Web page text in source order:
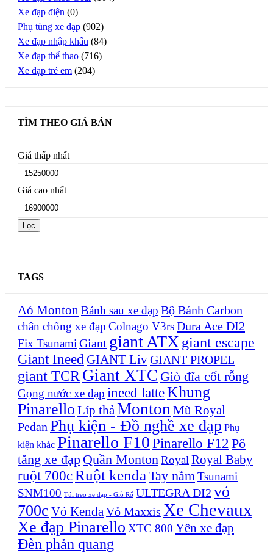
Xe đạp điện (0)
Phụ tùng xe đạp (902)
Xe đạp nhập khẩu (84)
Xe đạp thể thao (716)
Xe đạp trẻ em (204)
TÌM THEO GIÁ BÁN
Giá thấp nhất
Giá cao nhất
Lọc
TAGS
Aó Monton Bánh sau xe đạp Bộ Bánh Carbon
chân chống xe đạp Colnago V3rsDura Ace DI2
Fix TsunamiGiant giant ATXgiant escape
Giant IneedGIANT LivGIANT PROPEL
giant TCRGiant XTC Giò đĩa cốt rỗng
Gọng nước xe đạp ineed latteKhung
Pinarello Líp thảMonton Mũ Royal
Pedan Phụ kiện - Đồ nghề xe đạp Phụ
kiện khác Pinarello F10Pinarello F12 Pô
tăng xe đạp Quần MontonRoyalRoyal Baby
ruột 700cRuột kendaTay nắmTsunami
SNM100 Túi treo xe đạp - Giỏ Rổ ULTEGRA DI2 vỏ
700c Vỏ KendaVỏ Maxxis Xe Chevaux
Xe đạp Pinarello XTC 800 Yên xe đạp
Đèn phản quang